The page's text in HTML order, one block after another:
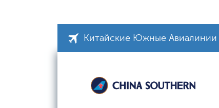
Китайские Южные Авиалинии